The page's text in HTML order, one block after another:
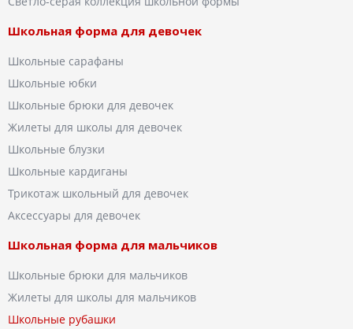
Школьная форма для девочек
Школьные сарафаны
Школьные юбки
Школьные брюки для девочек
Жилеты для школы для девочек
Школьные блузки
Школьные кардиганы
Трикотаж школьный для девочек
Аксессуары для девочек
Школьная форма для мальчиков
Школьные брюки для мальчиков
Жилеты для школы для мальчиков
Школьные рубашки